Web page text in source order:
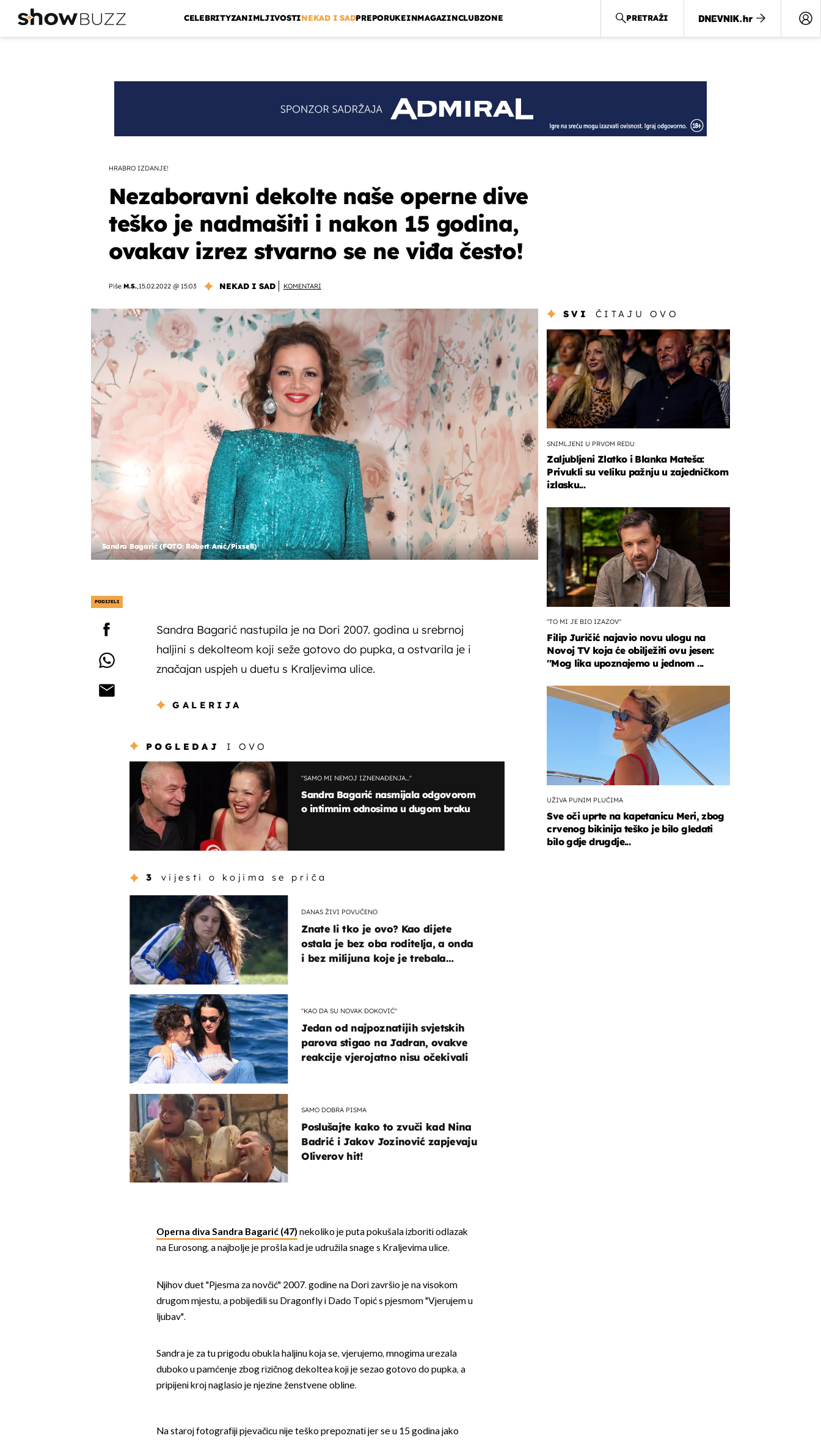
CELEBRITYZANIMLJIVOSTINEKAD I SADPREPORUKEINMAGAZINCLUBZONE PRETRAŽI
HRABRO IZDANJE!
Nezaboravni dekolte naše operne dive
teško je nadmašiti i nakon 15 godina,
ovakav izrez stvarno se ne viđa često!
Piše M.S.,15.02.2022 @ 15:03 NEKAD I SAD KOMENTARI
Sandra Bagarić (FOTO: Robert Anić/Pixsell)
PODIJELI
Sandra Bagarić nastupila je na Dori 2007. godina u srebrnoj
haljini s dekolteom koji seže gotovo do pupka, a ostvarila je i
značajan uspjeh u duetu s Kraljevima ulice.
GALERIJA
POGLEDAJ I OVO
''SAMO MI NEMOJ IZNENAĐENJA...''
Sandra Bagarić nasmijala odgovorom
o intimnim odnosima u dugom braku
3 vijesti o kojima se priča
DANAS ŽIVI POVUČENO
Znate li tko je ovo? Kao dijete
ostala je bez oba roditelja, a onda
i bez milijuna koje je trebala
"KAO DA SU NOVAK ĐOKOVIĆ"
Jedan od najpoznatijih svjetskih
parova stigao na Jadran, ovakve
reakcije vjerojatno nisu očekivali
SAMO DOBRA PISMA
Poslušajte kako to zvuči kad Nina
Badrić i Jakov Jozinović zapjevaju
Oliverov hit!
Operna diva Sandra Bagarić (47) nekoliko je puta pokušala izboriti odlazak
na Eurosong, a najbolje je prošla kad je udružila snage s Kraljevima ulice.
Njihov duet "Pjesma za novčić" 2007. godine na Dori završio je na visokom
drugom mjestu, a pobijedili su Dragonfly i Dado Topić s pjesmom "Vjerujem u
ljubav".
Sandra je za tu prigodu obukla haljinu koja se, vjerujemo, mnogima urezala
duboko u pamćenje zbog rizičnog dekoltea koji je sezao gotovo do pupka, a
pripijeni kroj naglasio je njezine ženstvene obline.
Na staroj fotografiji pjevačicu nije teško prepoznati jer se u 15 godina jako
SVI ČITAJU OVO
SNIMLJENI U PRVOM REDU
Zaljubljeni Zlatko i Blanka Mateša:
Privukli su veliku pažnju u zajedničkom
izlasku...
''TO MI JE BIO IZAZOV''
Filip Juričić najavio novu ulogu na
Novoj TV koja će obilježiti ovu jesen:
''Mog lika upoznajemo u jednom ...
UŽIVA PUNIM PLUĆIMA
Sve oči uprte na kapetanicu Meri, zbog
crvenog bikinija teško je bilo gledati
bilo gdje drugdje...